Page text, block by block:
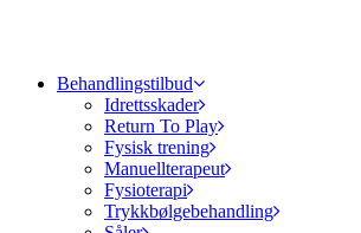
Behandlingstilbud
Idrettsskader
Return To Play
Fysisk trening
Manuellterapeut
Fysioterapi
Trykkbølgebehandling